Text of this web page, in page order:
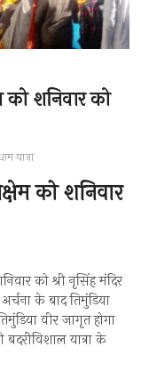
को शनिवार को
यात्रा
को शनिवार
को श्री नृसिंह मंदिर
के बाद तिमुंडिया
वीर जागृत होगा
यात्रा के